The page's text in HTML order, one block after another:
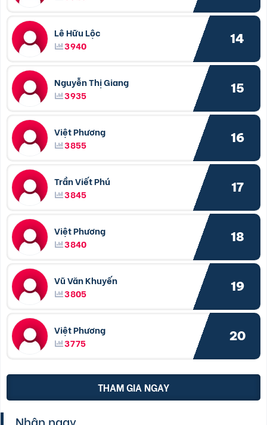
Lê Hữu Lộc
3940
14
Nguyễn Thị Giang
3935
15
Việt Phương
3855
16
Trần Viết Phú
3845
17
Việt Phương
3840
18
Vũ Văn Khuyến
3805
19
Việt Phương
3775
20
THAM GIA NGAY
Nhận ngay